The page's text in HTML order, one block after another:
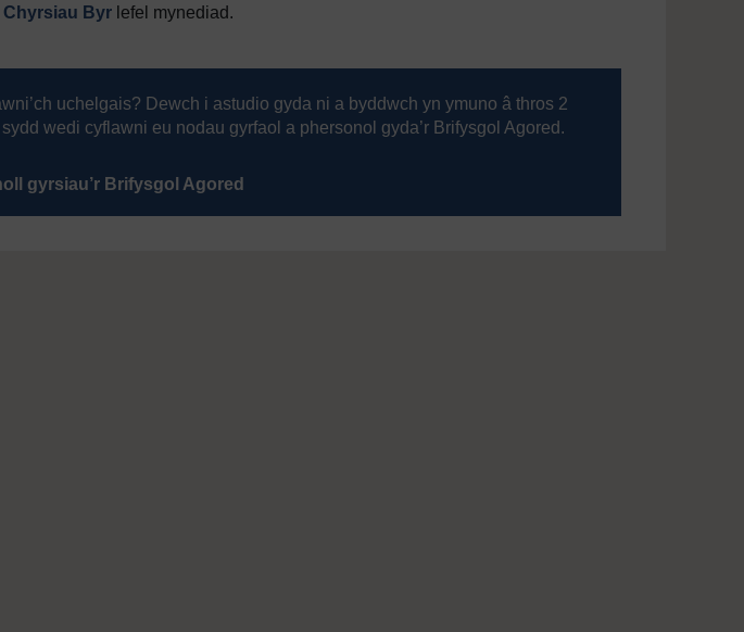
Chyrsiau Byr lefel mynediad.
uchelgais? Dewch i astudio gyda ni a byddwch yn ymuno â thros 2
wedi cyflawni eu nodau gyrfaol a phersonol gyda’r Brifysgol Agored.
gyrsiau’r Brifysgol Agored